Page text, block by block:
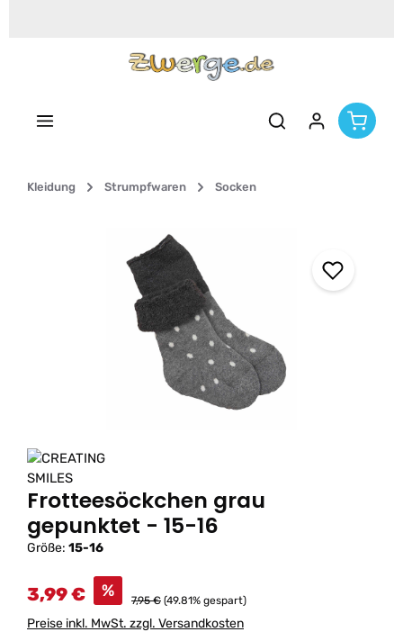
Kleidung Strumpfwaren Socken
Bildergalerie überspringen
Frotteesöckchen grau
gepunktet - 15-16
Größe: 15-16
3,99 € % 7,95 € (49.81% gespart)
Preise inkl. MwSt. zzgl. Versandkosten